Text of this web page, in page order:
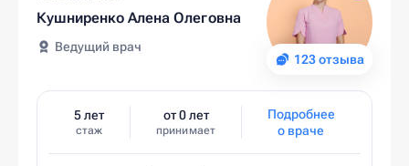
123 отзыва
Кушниренко Алена Олеговна
Ведущий врач
5 лет
стаж
от 0 лет
принимает
Подробнее
о враче